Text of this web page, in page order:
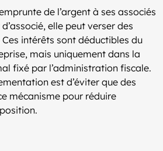
de l’argent à ses associés
elle peut verser des
intérêts sont déductibles du
mais uniquement dans la
fixé par l’administration fiscale.
est d’éviter que des
mécanisme pour réduire